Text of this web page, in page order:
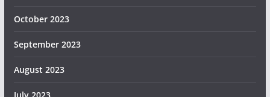
October 2023
September 2023
August 2023